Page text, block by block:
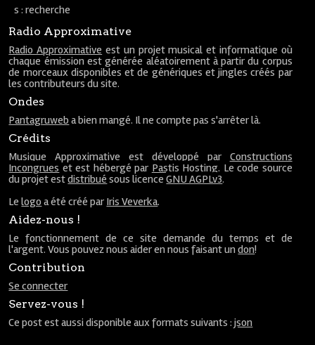
s : recherche
Radio Approximative
Radio Approximative est un projet musical et informatique où
chaque émission est générée aléatoirement à partir du corpus
de morceaux disponibles et de génériques et jingles créés par
les contributeurs du site.
Ondes
Pantagruweb a bien mangé. Il ne compte pas s'arrêter là.
Crédits
Musique Approximative est développé par Constructions
Incongrues et est hébergé par Pastis Hosting. Le code source
du projet estdistribué sous licenceGNU AGPLv3.
Lelogo a été créé par Iris Veverka.
Aidez-nous !
Le fonctionnement de ce site demande du temps et de
l'argent. Vous pouvez nous aider en nous faisant undon!
Contribution
Se connecter
Servez-vous !
Ce post est aussi disponible aux formats suivants :json